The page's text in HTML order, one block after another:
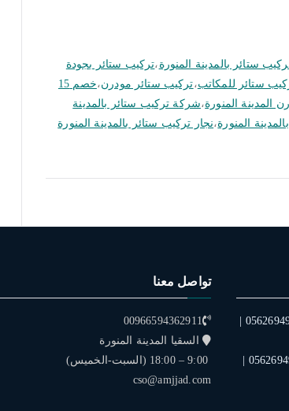
ستائر بالمدينة المنورة ،تركيب ستائر بجودة
ستائر للمكاتب،تركيب ستائر مودرن،
خصم 15
المدينة المنورة،شركة تركيب ستائر بالمدينة
المنورة،نجار تركيب ستائر بالمدينة المنورة
تواصل معنا
00966594362911
السقيا المدينة المنورة
9:00 – 18:00 (السبت-الخميس)
cso@amjjad.com